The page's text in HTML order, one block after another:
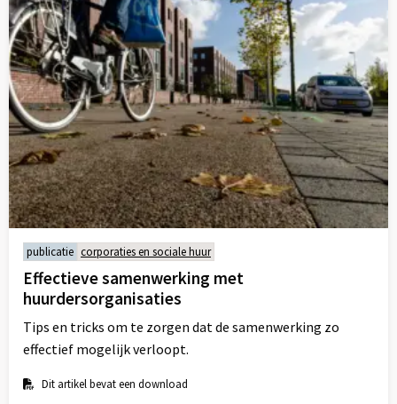
publicatie corporaties en sociale huur
Effectieve samenwerking met
huurdersorganisaties
Tips en tricks om te zorgen dat de samenwerking zo
effectief mogelijk verloopt.
Dit artikel bevat een download